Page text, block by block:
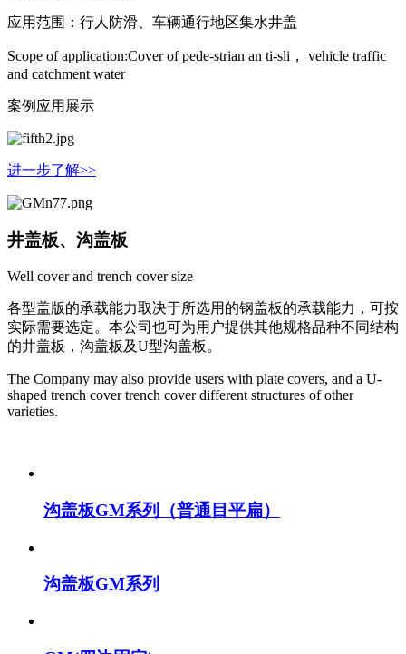
应用范围：行人防滑、车辆通行地区集水井盖
Scope of application:Cover of pede-strian an ti-sli， vehicle traffic
and catchment water
案例应用展示
进一步了解>>
井盖板、沟盖板
Well cover and trench cover size
各型盖版的承载能力取决于所选用的钢盖板的承载能力，可按
实际需要选定。本公司也可为用户提供其他规格品种不同结构
的井盖板，沟盖板及U型沟盖板。
The Company may also provide users with plate covers, and a U-
shaped trench cover trench cover different structures of other
varieties.
沟盖板GM系列（普通目平扁）
沟盖板GM系列